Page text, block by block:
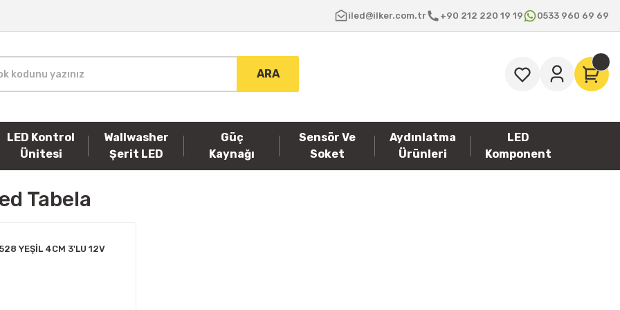
iled@ilker.com.tr +90 212 220 19 19 0533 960 69 69
ARA
LED Kontrol
Ünitesi
Wallwasher
Şerit LED
Güç
Kaynağı
Sensör Ve
Soket
Aydınlatma
Ürünleri
LED
Komponent
Tabela
YEŞİL 4CM 3'LU 12V